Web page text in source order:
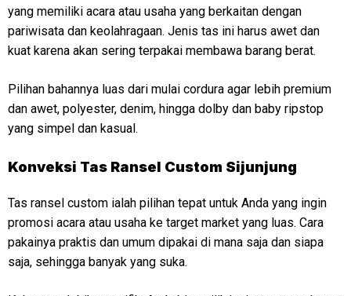
yang memiliki acara atau usaha yang berkaitan dengan
pariwisata dan keolahragaan. Jenis tas ini harus awet dan
kuat karena akan sering terpakai membawa barang berat.
Pilihan bahannya luas dari mulai cordura agar lebih premium
dan awet, polyester, denim, hingga dolby dan baby ripstop
yang simpel dan kasual.
Konveksi Tas Ransel Custom Sijunjung
Tas ransel custom ialah pilihan tepat untuk Anda yang ingin
promosi acara atau usaha ke target market yang luas. Cara
pakainya praktis dan umum dipakai di mana saja dan siapa
saja, sehingga banyak yang suka.